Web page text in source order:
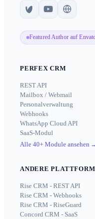
Featured Author auf
PERFEX CRM
REST API
Mailbox / Webmail
Personalverwaltung
Webhooks
WhatsApp Cloud API
SaaS-Modul
Alle 40+ Module ansehen
ANDERE
Rise CRM - REST API
Rise CRM - Webhooks
Rise CRM - RiseGuard
Concord CRM - SaaS